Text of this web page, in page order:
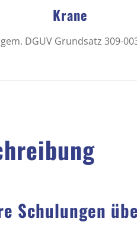
Krane
gem. DGUV Grundsatz 309-
Schulungen